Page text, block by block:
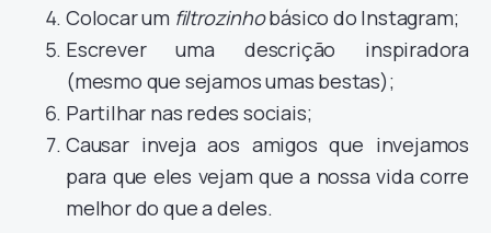
Colocar um filtrozinhobásico do Instagram;
Escrever uma descrição inspiradora
(mesmo que sejamos umas bestas);
Partilhar nas redes sociais;
Causar inveja aos amigos que invejamos
para que eles vejam que a nossa vida corre
melhor do que a deles.